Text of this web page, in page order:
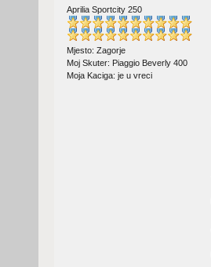
Aprilia Sportcity 250
Mjesto: Zagorje
Moj Skuter: Piaggio Beverly 400
Moja Kaciga: je u vreci